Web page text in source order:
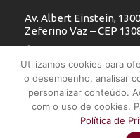
Av. Albert Einstein,
Zeferino Vaz – CEP
19
nepo@unicamp.br
Utilizamos cookies para
o desempenho, analisar
personalizar conteúdo.
com o uso de cookies.
Política de